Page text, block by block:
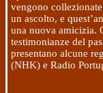
vengono
un ascolto, e
una nuova amicizia.
testimonianze del
presentano alcune
(NHK) e Radio